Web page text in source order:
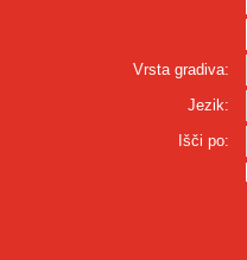
Vrsta gradiva:
Jezik:
Išči po: